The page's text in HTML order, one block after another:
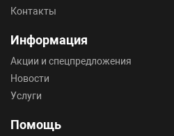
Контакты
Информация
Акции и спецпредложения
Новости
Услуги
Помощь